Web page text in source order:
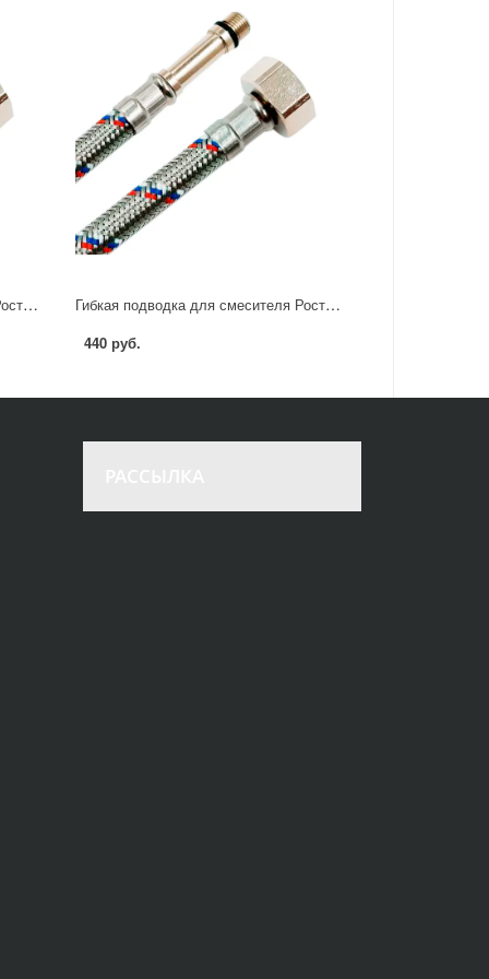
Гибкая подводка для смесителя Ростерм 1/2" М10x37 60 см НР-ВР Гибкая подводка для смесителя Ростерм 1/2" М10х37 80 см НР-ВР
440 руб.